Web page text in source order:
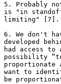
5. Probably
is "in
limiting" [7].
6. We don't
developed
had access to
possibility
proportionate
want to
be